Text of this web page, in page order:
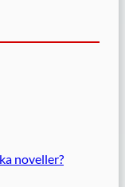
noveller?